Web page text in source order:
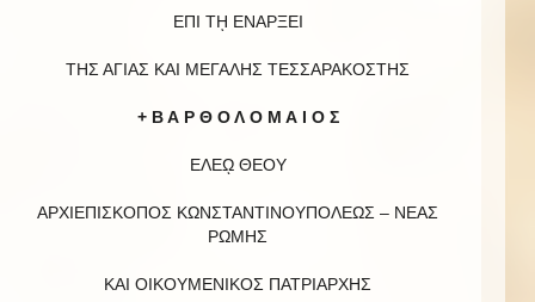
ΕΠΙ Τῌ ΕΝΑΡΞΕΙ
ΤΗΣ ΑΓΙΑΣ ΚΑΙ ΜΕΓΑΛΗΣ ΤΕΣΣΑΡΑΚΟΣΤΗΣ
+ Β Α Ρ Θ Ο Λ Ο Μ Α Ι Ο Σ
ΕΛΕῼ ΘΕΟΥ
ΑΡΧΙΕΠΙΣΚΟΠΟΣ ΚΩΝΣΤΑΝΤΙΝΟΥΠΟΛΕΩΣ – ΝΕΑΣ
ΡΩΜΗΣ
ΚΑΙ ΟΙΚΟΥΜΕΝΙΚΟΣ ΠΑΤΡΙΑΡΧΗΣ